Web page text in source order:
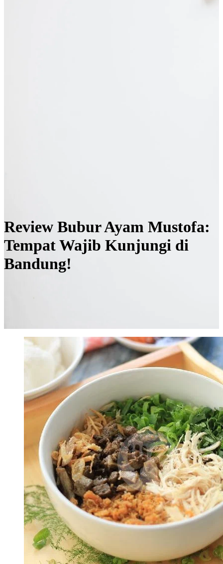
Review Bubur Ayam Mustofa:
Tempat Wajib Kunjungi di
Bandung!